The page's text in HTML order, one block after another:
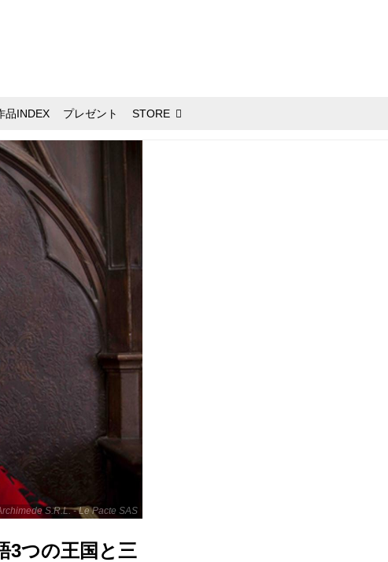
品INDEX プレゼント STORE
S.R.L. - Le Pacte SAS
3つの王国と三